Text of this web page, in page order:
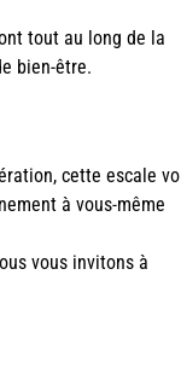
tout au long de la
bien-être.
cette escale
à vous-même
vous invitons à